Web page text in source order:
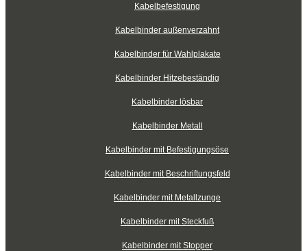
Kabelbefestigung
Kabelbinder außenverzahnt
Kabelbinder für Wahlplakate
Kabelbinder Hitzebeständig
Kabelbinder lösbar
Kabelbinder Metall
Kabelbinder mit Befestigungsöse
Kabelbinder mit Beschriftungsfeld
Kabelbinder mit Metallzunge
Kabelbinder mit Steckfuß
Kabelbinder mit Stopper